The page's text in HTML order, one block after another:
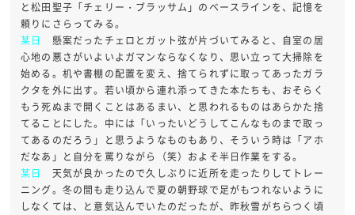
と松田聖子「チェリー・ブラッサム」のベースラインを、記憶を
頼りにさらってみる。
某日
懸案だったチェロとガット弦が片づいてみると、自室の居
心地の悪さがいよいよガマンならなくなり、思い立って大掃除を
始める。机や書棚の配置を変え、捨てられずに取ってあったガラ
クタを外に出す。若い頃から連れ添ってきた本たちも、おそらく
もう死ぬまで開くことはあるまい、と思われるものはあらかた捨
てることにした。中には「いったいどうしてこんなものまで取っ
てあるのだろう」と思うようなものもあり、そういう時は「アホ
だなあ」と自分を罵りながら（笑）およそ半日作業をする。
某日
天気が良かったので久しぶりに近所を走ったりしてトレー
ニング。冬の間も走り込んで夏の朝野球で足がもつれないように
しなくては、と意気込んでいたのだったが、昨秋雪がちらつく頃